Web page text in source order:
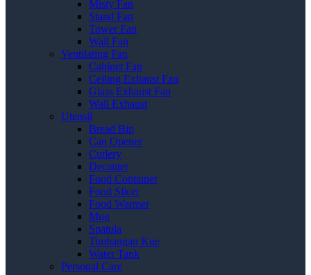
Misty Fan
Stand Fan
Tower Fan
Wall Fan
Ventilating Fan
Cabinet Fan
Ceiling Exhaust Fan
Glass Exhaust Fan
Wall Exhaust
Utensil
Bread Bin
Can Opener
Cutlery
Decanter
Food Container
Food Slicer
Food Warmer
Mug
Spatula
Timbangan Kue
Water Tank
Personal Care